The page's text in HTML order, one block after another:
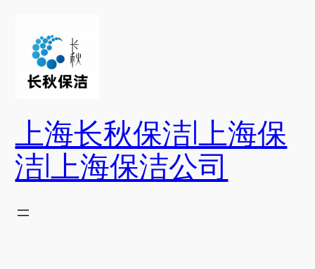
上海长秋保洁|上海保
洁|上海保洁公司